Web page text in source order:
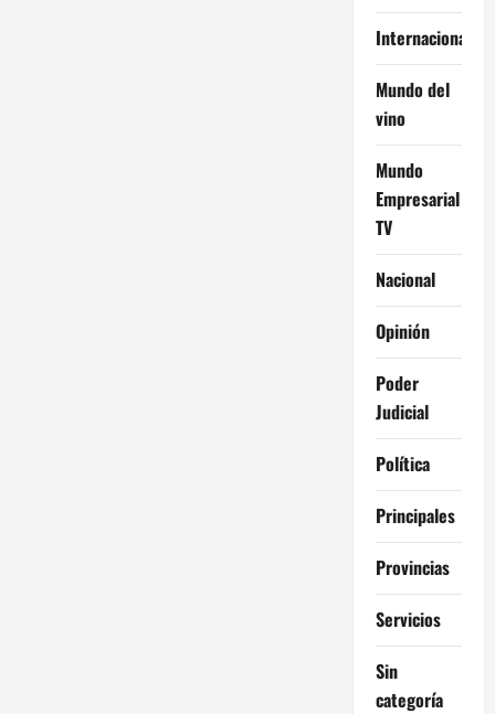
Internacional
Mundo del
vino
Mundo
Empresarial
TV
Nacional
Opinión
Poder
Judicial
Política
Principales
Provincias
Servicios
Sin
categoría